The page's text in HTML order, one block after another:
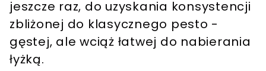
jeszcze raz, do uzyskania konsystencji
zbliżonej do klasycznego pesto -
gęstej, ale wciąż łatwej do nabierania
łyżką.